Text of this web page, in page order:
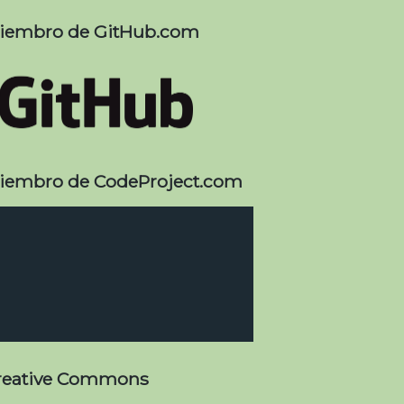
de GitHub.com
de CodeProject.com
Commons